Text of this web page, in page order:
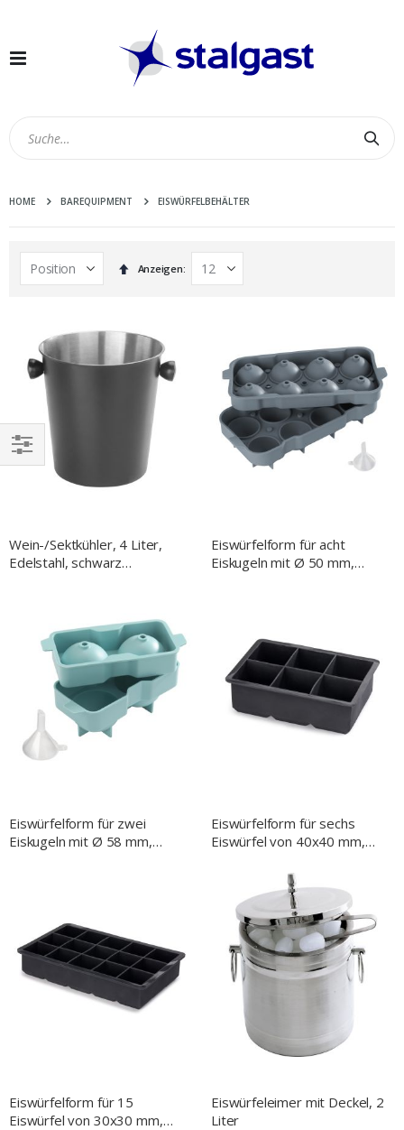
Navigation
HOME BAREQUIPMENT EISWÜRFELBEHÄLTER
In
absteigender
Anzeigen
Wein-/Sektkühler, 4 Liter,
Edelstahl, schwarz
Eiswürfelform für acht
Eiskugeln mit Ø 50 mm,
Eiswürfelform für zwei
Eiskugeln mit Ø 58 mm,
Eiswürfelform für sechs
Eiswürfel von 40x40 mm,
Eiswürfelform für 15
Eiswürfel von 30x30 mm,
Eiswürfeleimer mit Deckel, 2
Liter
EINKAUFEN